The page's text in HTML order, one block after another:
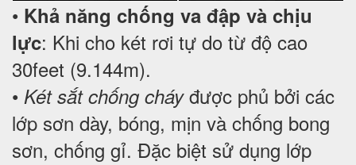
• Khả năng chống va đập và chịu
lực: Khi cho két rơi tự do từ độ cao
30feet (9.144m).
• Két sắt chống cháyđược phủ bởi các
lớp sơn dày, bóng, mịn và chống bong
sơn, chống gỉ. Đặc biệt sử dụng lớp